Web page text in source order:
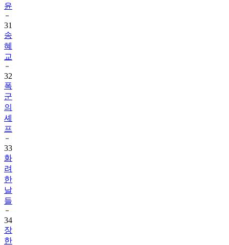
윤
31
송
혜
교
32
폭
군
의
셰
프
33
화
려
한
날
들
34
장
한